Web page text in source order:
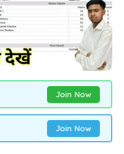
Join Now
Join Now